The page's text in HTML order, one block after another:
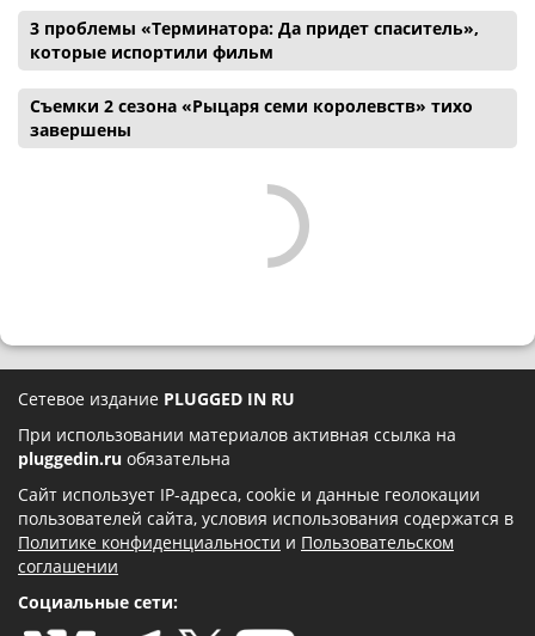
3 проблемы «Терминатора: Да придет спаситель»,
которые испортили фильм
Съемки 2 сезона «Рыцаря семи королевств» тихо
завершены
Сетевое издание PLUGGED IN RU
При использовании материалов активная ссылка на
pluggedin.ru обязательна
Сайт использует IP-адреса, cookie и данные геолокации
пользователей сайта, условия использования содержатся в
Политике конфиденциальности и Пользовательском
соглашении
Социальные сети: